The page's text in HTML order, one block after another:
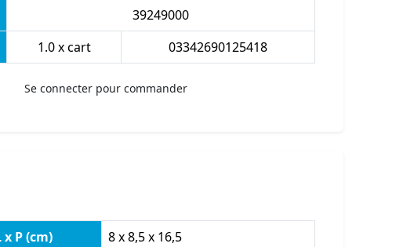
39249000
1.0 x cart 03342690125418
Se connecter pour commander
P (cm)
8 x 8,5 x 16,5